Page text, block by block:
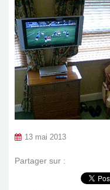
13 mai 2013
Partager sur :